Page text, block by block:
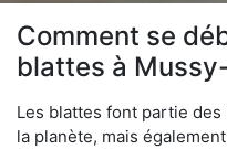
Comment se
blattes à
Les blattes font partie
la planète, mais